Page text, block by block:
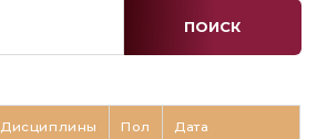
ПОИСК
Дисциплины Пол
Дата